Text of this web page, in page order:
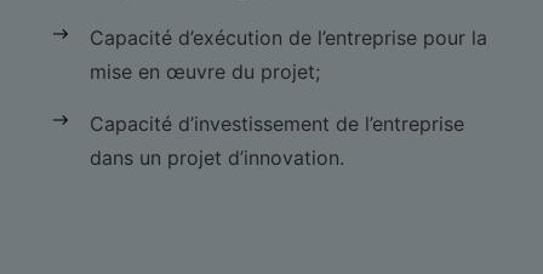
Capacité d’exécution de l’entreprise pour la
mise en œuvre du projet;
Capacité d’investissement de l’entreprise
dans un projet d’innovation.